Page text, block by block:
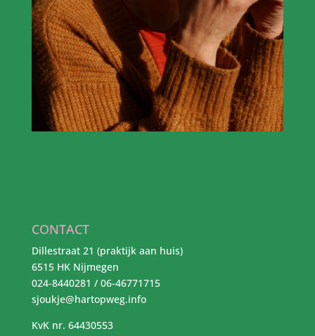
CONTACT
Dillestraat 21 (praktijk aan huis)
6515 HK Nijmegen
024-8440281 / 06-46771715
sjoukje@hartopweg.info
KvK nr. 64430553